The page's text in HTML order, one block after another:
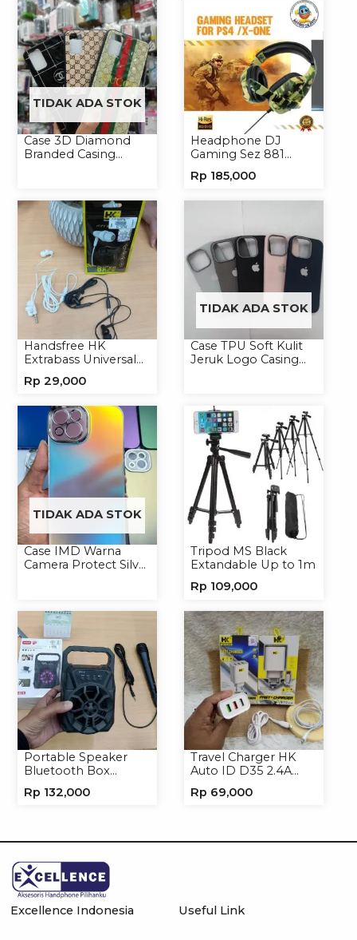
TIDAK ADA STOK
Case 3D Diamond
Branded Casing
Headphone DJ
Gaming Sez 881
Headset
Rp 185,000
Handsfree HK
Extrabass Universal
Earphone Headset
Rp 29,000
TIDAK ADA STOK
Case TPU Soft Kulit
Jeruk Logo Casing
TIDAK ADA STOK
Case IMD Warna
Camera Protect Silver
Tripod MS Black
Extandable Up to 1m
Rp 109,000
Portable Speaker
Bluetooth Box
Portable Wireless
Rp 132,000
Travel Charger HK
Auto ID D35 2.4A
Rp 69,000
Excellence Indonesia Useful Link